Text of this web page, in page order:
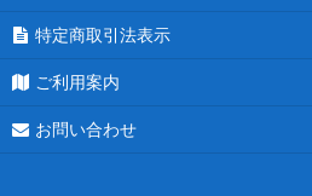
特定商取引法表示
ご利用案内
お問い合わせ